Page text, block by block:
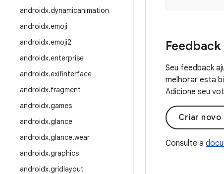
androidx.dynamicanimation
androidx.emoji
androidx.emoji2
androidx.enterprise
androidx.exifinterface
androidx.fragment
androidx.games
androidx.glance
androidx.glance.wear
androidx.graphics
androidx.gridlayout
Feedback
Seu feedback
melhorar esta
Adicione seu
Criar novo
Consulte a